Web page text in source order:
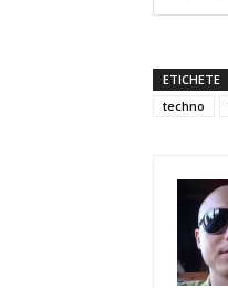
ETICHETE
techno